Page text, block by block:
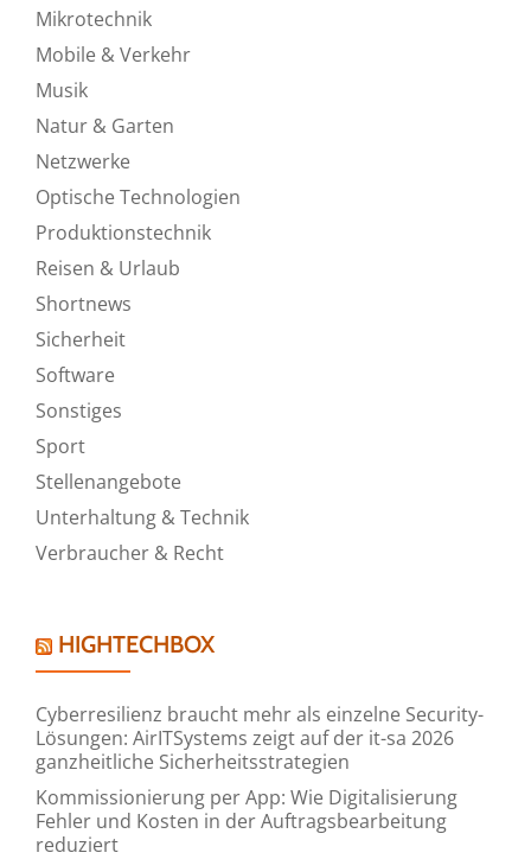
Mikrotechnik
Mobile & Verkehr
Musik
Natur & Garten
Netzwerke
Optische Technologien
Produktionstechnik
Reisen & Urlaub
Shortnews
Sicherheit
Software
Sonstiges
Sport
Stellenangebote
Unterhaltung & Technik
Verbraucher & Recht
HIGHTECHBOX
Cyberresilienz braucht mehr als einzelne Security-
Lösungen: AirITSystems zeigt auf der it-sa 2026
ganzheitliche Sicherheitsstrategien
Kommissionierung per App: Wie Digitalisierung
Fehler und Kosten in der Auftragsbearbeitung
reduziert